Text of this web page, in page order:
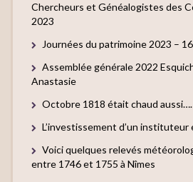
Chercheurs et Généalogistes des
2023
Journées du patrimoine 2023 –
Assemblée générale 2022
Anastasie
Octobre 1818 était chaud
L’investissement d’un instituteur
Voici quelques relevés
entre 1746 et 1755 à Nîmes